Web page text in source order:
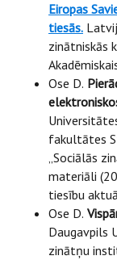
Eiropas
tiesās.
zinātniskās
Ose D.
fakultātes
„Sociālās
materiāli
tiesību
Ose D.
Daugavpils
zinātņu